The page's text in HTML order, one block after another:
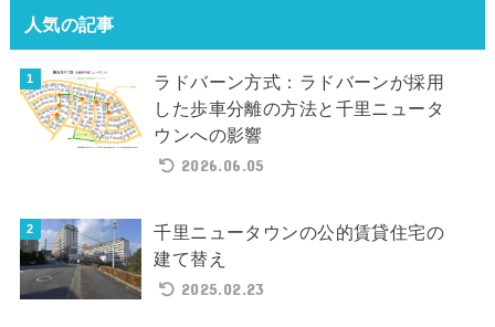
人気の記事
ラドバーン方式：ラドバーンが採用
した歩車分離の方法と千里ニュータ
ウンへの影響
2026.06.05
千里ニュータウンの公的賃貸住宅の
建て替え
2025.02.23